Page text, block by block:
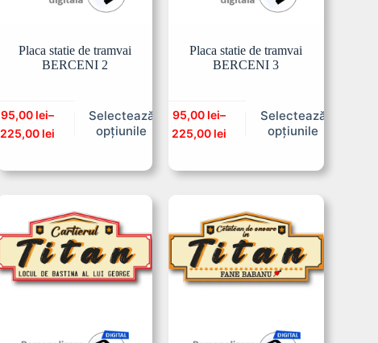
Placa statie de tramvai
BERCENI 2
95,00 lei–
225,00 lei
Selectează
opțiunile
Placa statie de tramvai
BERCENI 3
95,00 lei–
225,00 lei
Selectează
opțiunile